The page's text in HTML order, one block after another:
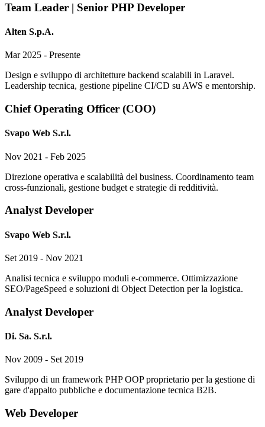
Team Leader | Senior PHP Developer
Alten S.p.A.
Mar 2025 - Presente
Design e sviluppo di architetture backend scalabili in Laravel.
Leadership tecnica, gestione pipeline CI/CD su AWS e mentorship.
Chief Operating Officer (COO)
Svapo Web S.r.l.
Nov 2021 - Feb 2025
Direzione operativa e scalabilità del business. Coordinamento team
cross-funzionali, gestione budget e strategie di redditività.
Analyst Developer
Svapo Web S.r.l.
Set 2019 - Nov 2021
Analisi tecnica e sviluppo moduli e-commerce. Ottimizzazione
SEO/PageSpeed e soluzioni di Object Detection per la logistica.
Analyst Developer
Di. Sa. S.r.l.
Nov 2009 - Set 2019
Sviluppo di un framework PHP OOP proprietario per la gestione di
gare d'appalto pubbliche e documentazione tecnica B2B.
Web Developer